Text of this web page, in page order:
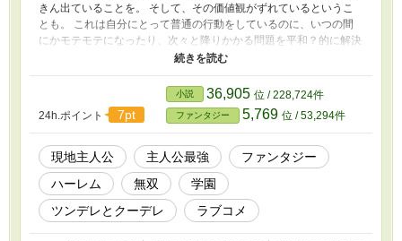
きん出ていることを。 そして、その価値観がずれているというこ
とも。 これは自分にとって普通の行動をしているのに、いつの間
にかモテモテになったり、次々と降りかかる問題を平和？的に解決
していく少年の学園無双物語である。 ※ 極端なざまぁや寝取られ
はなしてす。 基本ほのぼのやラブコメ、時に戦闘などをします。
24h.ポイント 7pt
小説 36,905 位 / 228,724件
ファンタジー 5,769 位 / 53,294件
現地主人公 主人公最強
ファンタジー
ハーレム
無双
学園
ツンデレとクーデレ
ラブコメ